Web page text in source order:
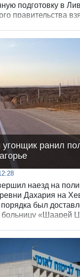
подготовку в
правительства
угонщик ранил
наезд на
Дахария на
был
больницу «Шаарей